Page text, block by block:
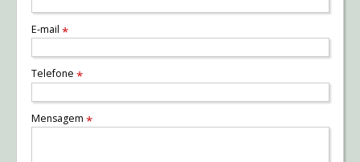
E-mail *
Telefone *
Mensagem *